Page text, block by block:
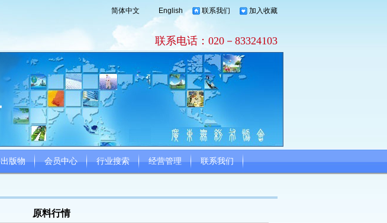
简体中文 English 联系我们 加入收藏
联系电话：020－83324103
出版物 会员中心 行业搜索 经营管理 联系我们
原料行情